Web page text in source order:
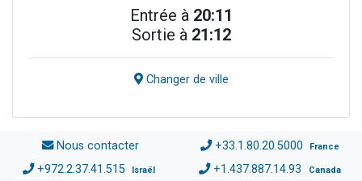
Entrée à 20:11
Sortie à 21:12
Changer de ville
Nous contacter +33.1.80.20.5000 France
+972.2.37.41.515 Israël +1.437.887.14.93 Canada